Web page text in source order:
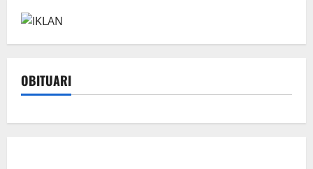
OBITUARI